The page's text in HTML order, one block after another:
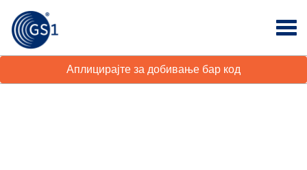
Аплицирајте за добивање бар код